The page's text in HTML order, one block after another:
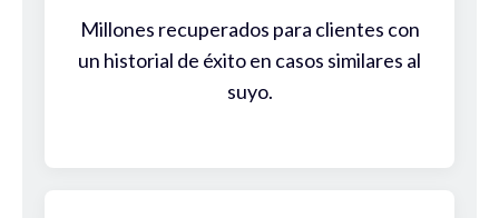
Millones recuperados para clientes con
un historial de éxito en casos similares al
suyo.